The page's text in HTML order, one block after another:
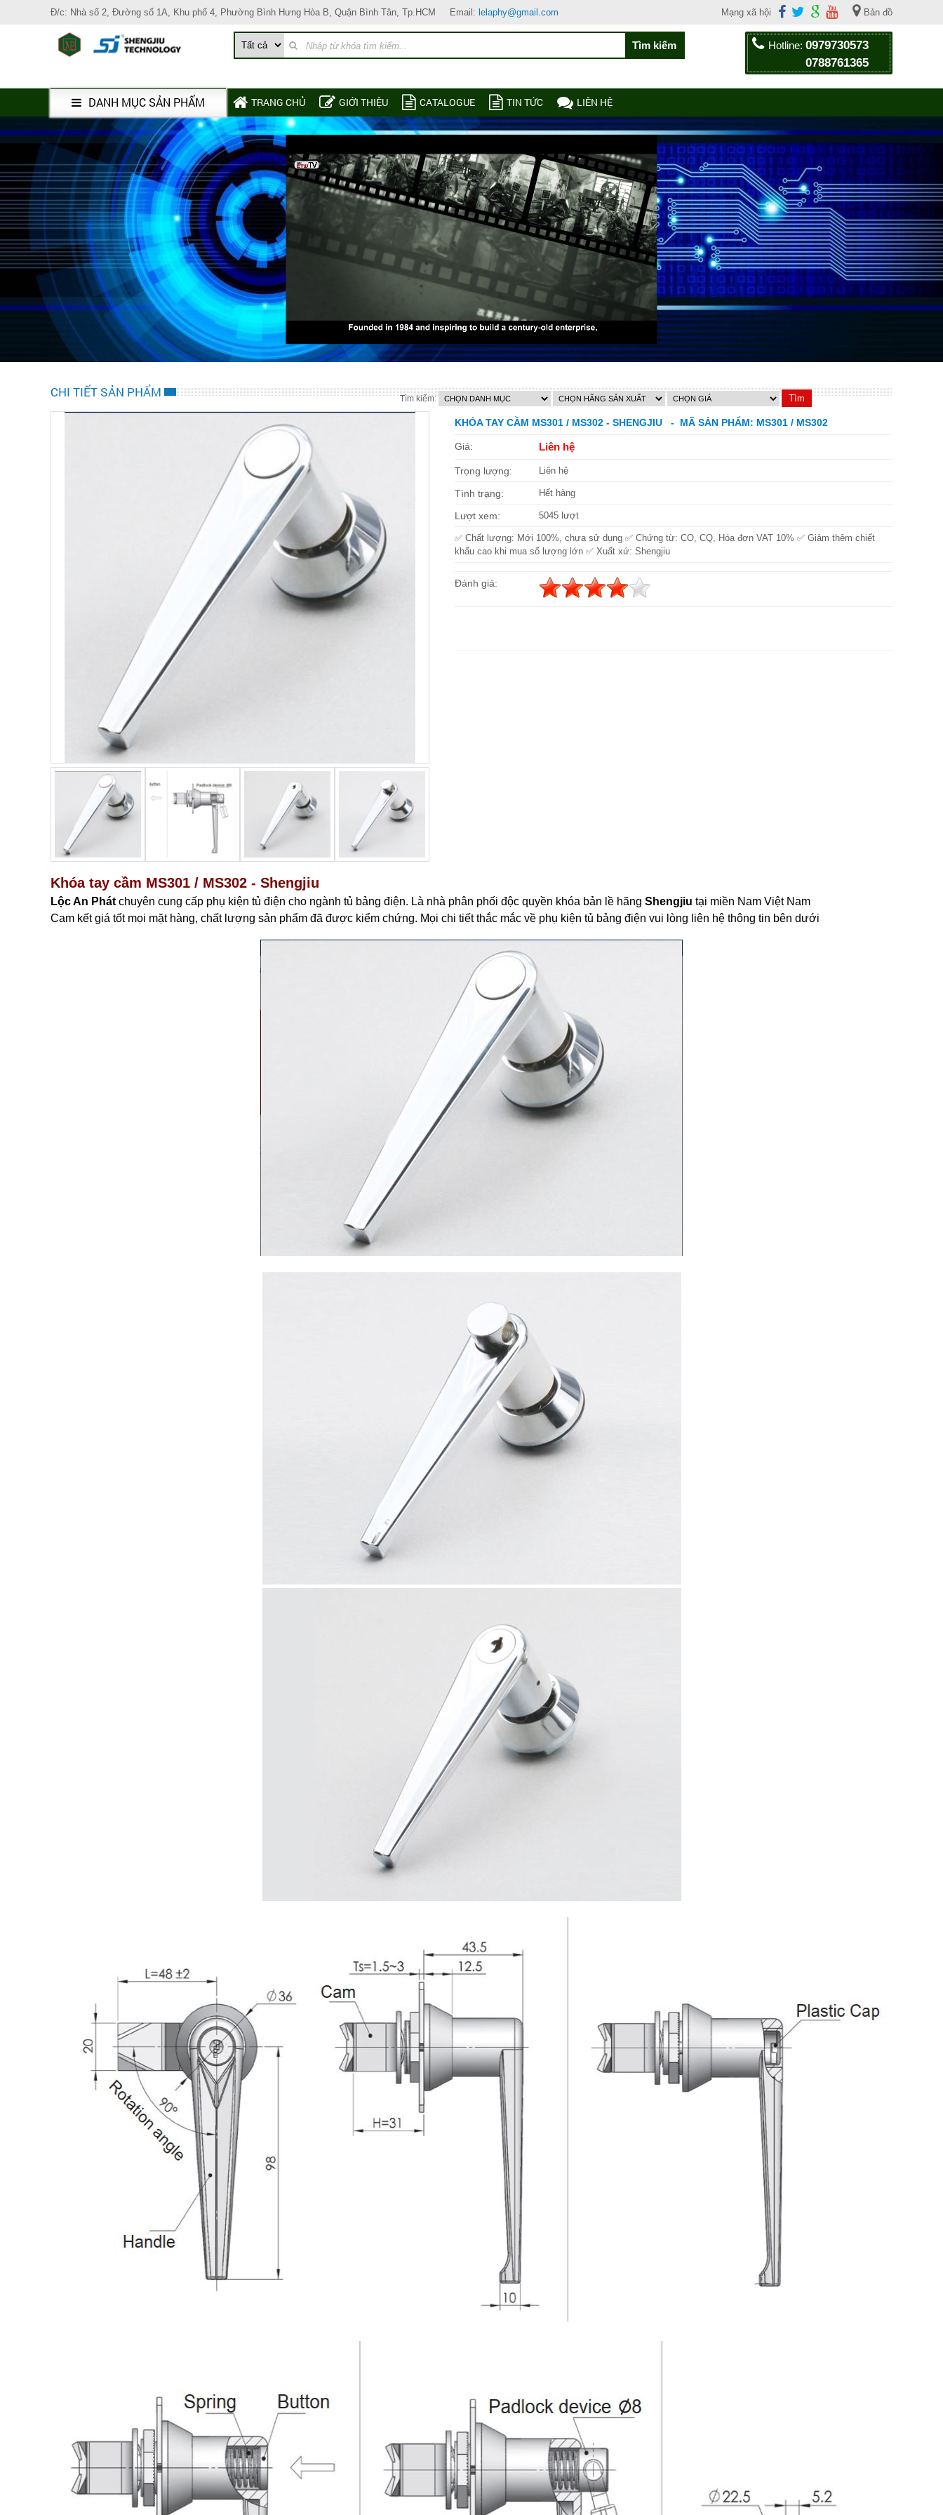
Đ/c: Nhà số 2, Đường số 1A, Khu phố 4, Phường Bình Hưng Hòa B, Quận Bình Tân, Tp.HCM Email: lelaphy@gmail.com Bản đồ
Mạng xã hội
Hotline: 0979730573
0788761365
DANH MỤC SẢN PHẨM TRANG CHỦ GIỚI THIỆU CATALOGUE TIN TỨC LIÊN HỆ
Tìm kiếm:
CHI TIẾT SẢN PHẨM
KHÓA TAY CẦM MS301 / MS302 - SHENGJIU - MÃ SẢN PHẨM: MS301 / MS302
Giá: Liên hệ
Trọng lượng: Liên hệ
Tình trạng: Hết hàng
Lượt xem: 5045 lượt
✅ Chất lượng: Mới 100%, chưa sử dụng ✅ Chứng từ: CO, CQ, Hóa đơn VAT 10% ✅ Giảm thêm chiết
khấu cao khi mua số lượng lớn ✅ Xuất xứ: Shengjiu
Đánh giá:
Khóa tay cầm MS301 / MS302​ - Shengjiu
Lộc An Phát chuyên cung cấp phụ kiện tủ điện cho ngành tủ bảng điện. Là nhà phân phối độc quyền khóa bản lề hãng Shengjiu tại miền Nam Việt Nam
Cam kết giá tốt mọi mặt hàng, chất lượng sản phẩm đã được kiểm chứng. Mọi chi tiết thắc mắc về phụ kiện tủ bảng điện vui lòng liên hệ thông tin bên dưới